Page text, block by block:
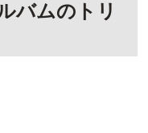
バムのトリ